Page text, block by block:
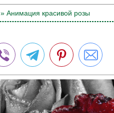
» Анимация красивой розы